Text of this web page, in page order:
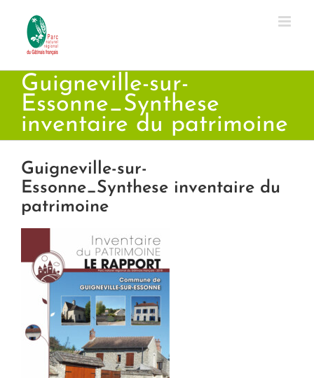
contenu
Guigneville-sur-
Essonne_Synthese
inventaire du patrimoine
Guigneville-sur-
Essonne_Synthese inventaire du
patrimoine